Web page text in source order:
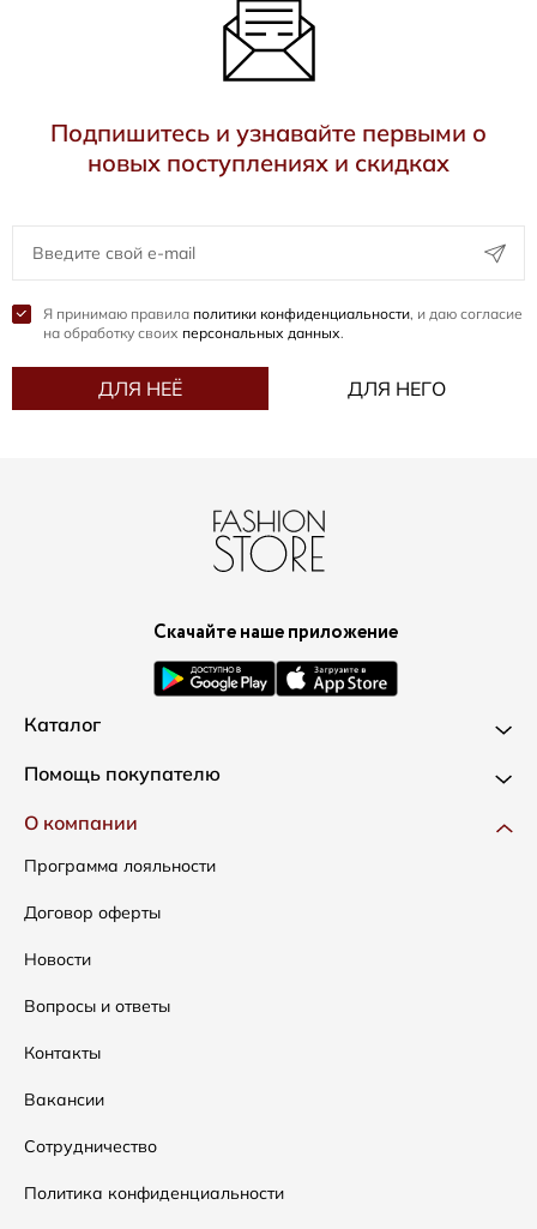
Подпишитесь и узнавайте первыми о
новых поступлениях и скидках
Я принимаю правила политики конфиденциальности, и даю согласие
на обработку своих персональных данных.
ДЛЯ НЕЁ ДЛЯ НЕГО
Скачайте наше приложение
Каталог
Новинки
Одежда
Сумки
Аксессуары
Распродажа
Подарочные сертификаты
Помощь покупателю
Доставка и оплата
Как оформить заказ
Условия возвратов
Таблица размеров
Уход за одеждой
О компании
Программа лояльности
Договор оферты
Новости
Вопросы и ответы
Контакты
Вакансии
Сотрудничество
Политика конфиденциальности